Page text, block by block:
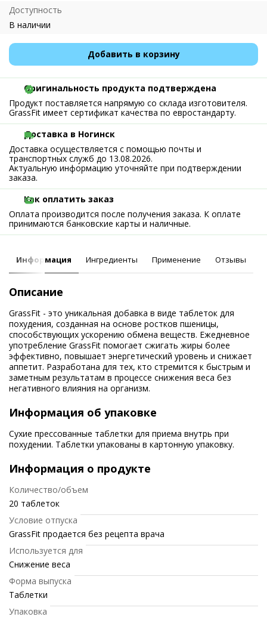
Доступность
В наличии
Добавить в корзину
Оригинальность продукта подтверждена
Продукт поставляется напрямую со склада изготовителя.
GrassFit имеет сертификат качества по евростандарту.
Доставка в Ногинск
Доставка осуществляется с помощью почты и
транспортных служб до 13.08.2026.
Актуальную информацию уточняйте при подтверждении
заказа.
Как оплатить заказ
Оплата производится после получения заказа. К оплате
принимаются банковские карты и наличные.
Информация Ингредиенты Применение Отзывы
Описание
GrassFit - это уникальная добавка в виде таблеток для
похудения, созданная на основе ростков пшеницы,
способствующих ускорению обмена веществ. Ежедневное
употребление GrassFit помогает сжигать жиры более
эффективно, повышает энергетический уровень и снижает
аппетит. Разработана для тех, кто стремится к быстрым и
заметным результатам в процессе снижения веса без
негативного влияния на организм.
Информация об упаковке
Сухие прессованные таблетки для приема внутрь при
похудении. Таблетки упакованы в картонную упаковку.
Информация о продукте
Количество/объем
20 таблеток
Условие отпуска
GrassFit продается без рецепта врача
Используется для
Снижение веса
Форма выпуска
Таблетки
Упаковка